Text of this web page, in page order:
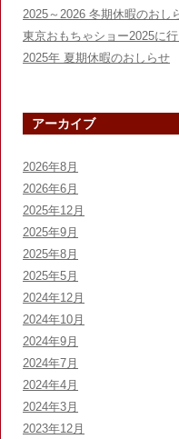
2025～2026 冬期休暇のおし
東京おもちゃショー2025に行
2025年 夏期休暇のおしらせ
アーカイブ
2026年8月
2026年6月
2025年12月
2025年9月
2025年8月
2025年5月
2024年12月
2024年10月
2024年9月
2024年7月
2024年4月
2024年3月
2023年12月